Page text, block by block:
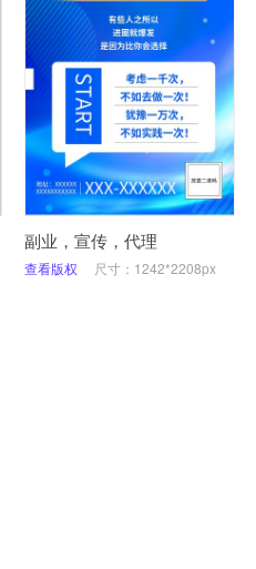
副业，宣传，代理
查看版权 尺寸：1242*2208px